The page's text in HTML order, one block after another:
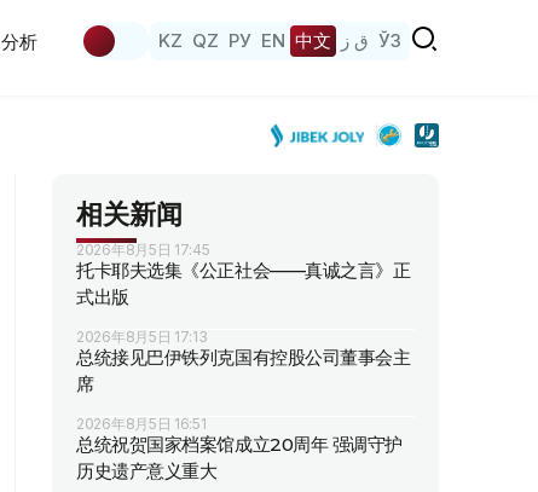
分析 KZ QZ РУ EN 中文 ق ز ЎЗ
相关新闻
2026年8月5日 17:45
托卡耶夫选集《公正社会——真诚之言》正
式出版
2026年8月5日 17:13
总统接见巴伊铁列克国有控股公司董事会主
席
2026年8月5日 16:51
总统祝贺国家档案馆成立20周年 强调守护
历史遗产意义重大